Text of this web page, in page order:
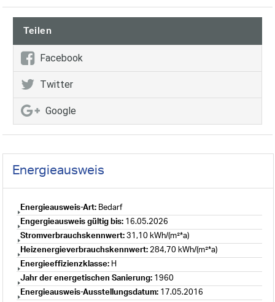
Teilen
Facebook
Twitter
Google
Energieausweis
Energieausweis-Art: Bedarf
Engergieausweis gültig bis: 16.05.2026
Stromverbrauchskennwert: 31,10 kWh/(m²*a)
Heizenergieverbrauchskennwert: 284,70 kWh/(m²*a)
Energieeffizienzklasse: H
Jahr der energetischen Sanierung: 1960
Energieausweis-Ausstellungsdatum: 17.05.2016